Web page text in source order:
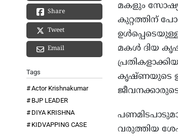
Share
Tweet
Email
Tags
Actor Krishnakumar
BJP LEADER
DIYA KRISHNA
KIDVAPPING CASE
മകളും
കുറ്റത്തിന്
മകള്‍ ദിയ
കൃഷ്ണയുടെ
വരുത്തിയ